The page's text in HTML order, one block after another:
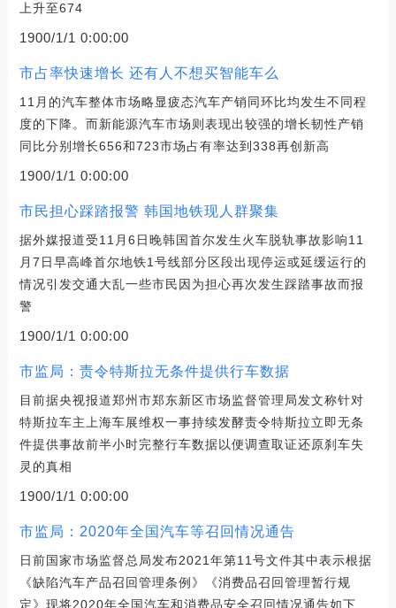
上升至674
1900/1/1 0:00:00
市占率快速增长 还有人不想买智能车么
11月的汽车整体市场略显疲态汽车产销同环比均发生不同程
度的下降。而新能源汽车市场则表现出较强的增长韧性产销
同比分别增长656和723市场占有率达到338再创新高
1900/1/1 0:00:00
市民担心踩踏报警 韩国地铁现人群聚集
据外媒报道受11月6日晚韩国首尔发生火车脱轨事故影响11
月7日早高峰首尔地铁1号线部分区段出现停运或延缓运行的
情况引发交通大乱一些市民因为担心再次发生踩踏事故而报
警
1900/1/1 0:00:00
市监局：责令特斯拉无条件提供行车数据
目前据央视报道郑州市郑东新区市场监督管理局发文称针对
特斯拉车主上海车展维权一事持续发酵责令特斯拉立即无条
件提供事故前半小时完整行车数据以便调查取证还原刹车失
灵的真相
1900/1/1 0:00:00
市监局：2020年全国汽车等召回情况通告
日前国家市场监督总局发布2021年第11号文件其中表示根据
《缺陷汽车产品召回管理条例》《消费品召回管理暂行规
定》现将2020年全国汽车和消费品安全召回情况通告如下